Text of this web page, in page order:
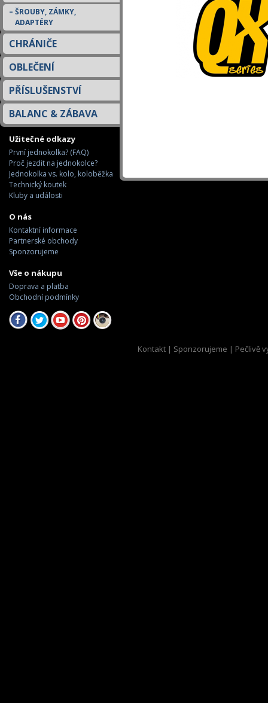
ŠROUBY, ZÁMKY,
ADAPTÉRY
CHRÁNIČE
OBLEČENÍ
PŘÍSLUŠENSTVÍ
BALANC & ZÁBAVA
Užitečné odkazy
První jednokolka? (FAQ)
Proč jezdit na jednokolce?
Jednokolka vs. kolo, koloběžka
Technický koutek
Kluby a události
O nás
Kontaktní informace
Partnerské obchody
Sponzorujeme
Vše o nákupu
Doprava a platba
Obchodní podmínky
Kontakt | Sponzorujeme | Pečlivě